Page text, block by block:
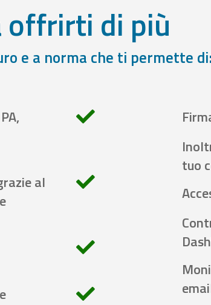
offrirti di più
e a norma che ti permette di:
al
tuo